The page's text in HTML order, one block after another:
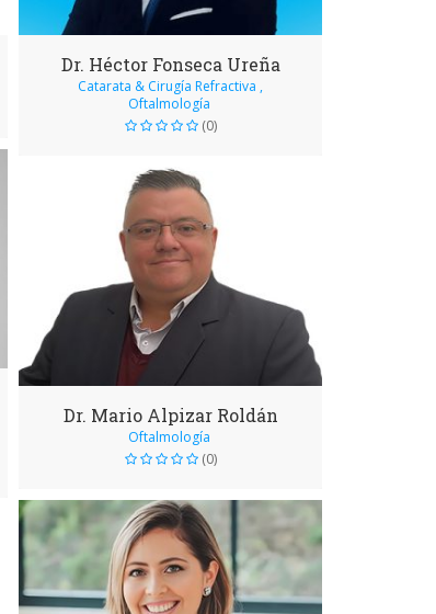
Dr. Héctor Fonseca Ureña
Catarata & Cirugía Refractiva ,
Oftalmología
(0)
Dr. Mario Alpizar Roldán
Oftalmología
(0)